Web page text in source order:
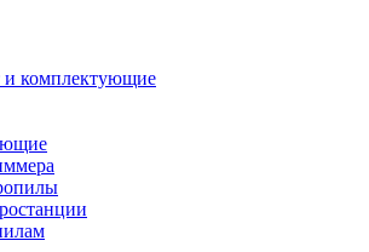
и комплектующие